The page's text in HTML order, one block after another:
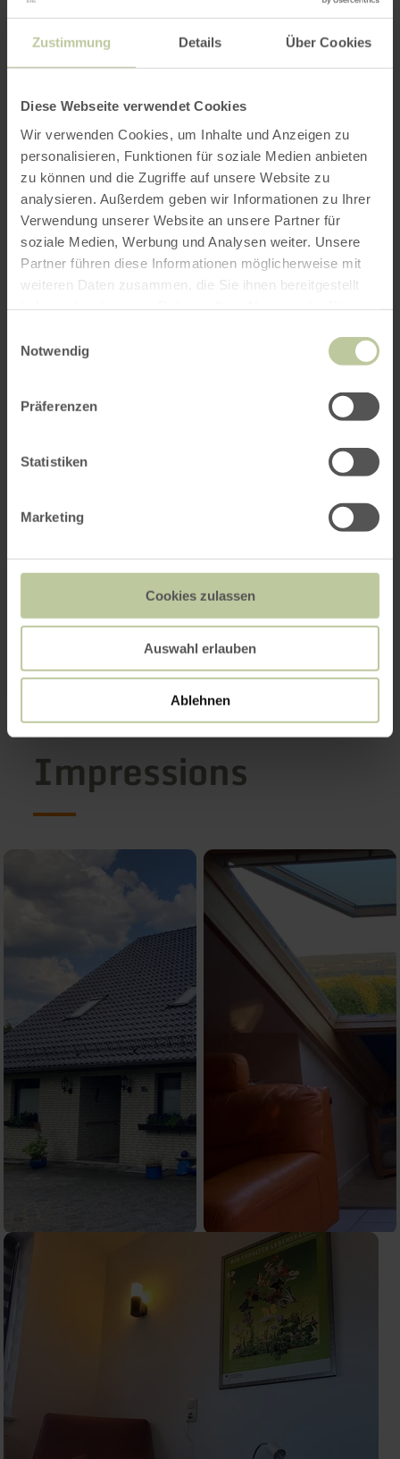
Zustimmung Details Über Cookies
Diese Webseite verwendet Cookies
Wir verwenden Cookies, um Inhalte und Anzeigen zu
personalisieren, Funktionen für soziale Medien anbieten
zu können und die Zugriffe auf unsere Website zu
analysieren. Außerdem geben wir Informationen zu Ihrer
Verwendung unserer Website an unsere Partner für
soziale Medien, Werbung und Analysen weiter. Unsere
Partner führen diese Informationen möglicherweise mit
weiteren Daten zusammen, die Sie ihnen bereitgestellt
Notwendig
Präferenzen
Statistiken
Marketing
Cookies zulassen
Auswahl erlauben
Ablehnen
Impressions